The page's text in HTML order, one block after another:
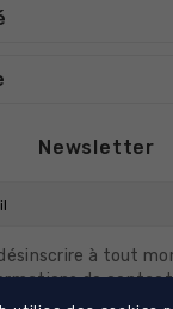
Newsletter
à tout
de
d'utilisation du